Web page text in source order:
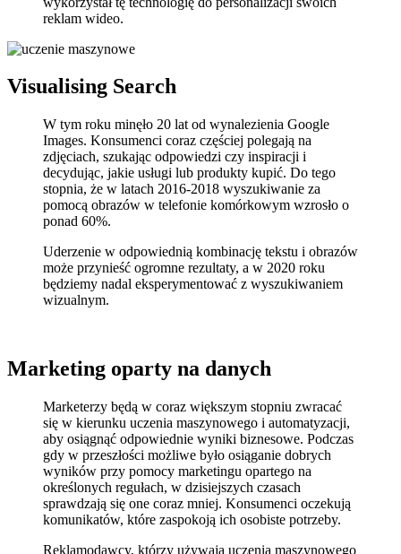
reklam wideo.
Visualising Search
W tym roku minęło 20 lat od wynalezienia Google
Images. Konsumenci coraz częściej polegają na
zdjęciach, szukając odpowiedzi czy inspiracji i
decydując, jakie usługi lub produkty kupić. Do tego
stopnia, że w latach 2016-2018 wyszukiwanie za
pomocą obrazów w telefonie komórkowym wzrosło o
ponad 60%.
Uderzenie w odpowiednią kombinację tekstu i obrazów
może przynieść ogromne rezultaty, a w 2020 roku
będziemy nadal eksperymentować z wyszukiwaniem
wizualnym.
Marketing oparty na danych
Marketerzy będą w coraz większym stopniu zwracać
się w kierunku uczenia maszynowego i automatyzacji,
aby osiągnąć odpowiednie wyniki biznesowe. Podczas
gdy w przeszłości możliwe było osiąganie dobrych
wyników przy pomocy marketingu opartego na
określonych regułach, w dzisiejszych czasach
sprawdzają się one coraz mniej. Konsumenci oczekują
komunikatów, które zaspokoją ich osobiste potrzeby.
Reklamodawcy, którzy używają uczenia maszynowego